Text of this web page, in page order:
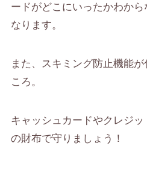
ードがどこにいったかわから
なります。
また、 スキミング防止機能が
ころ。
キャッシュカードやクレジ
の財布で守りましょう！